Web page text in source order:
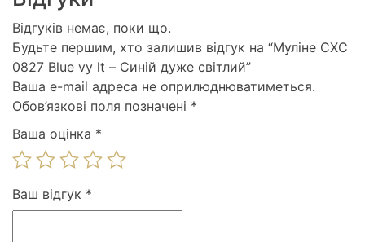
Відгуків немає, поки що.
Будьте першим, хто залишив відгук на “Муліне СХС
0827 Blue vy lt – Синій дуже світлий”
Ваша e-mail адреса не оприлюднюватиметься.
Обов’язкові поля позначені *
Ваша оцінка *
Ваш відгук *